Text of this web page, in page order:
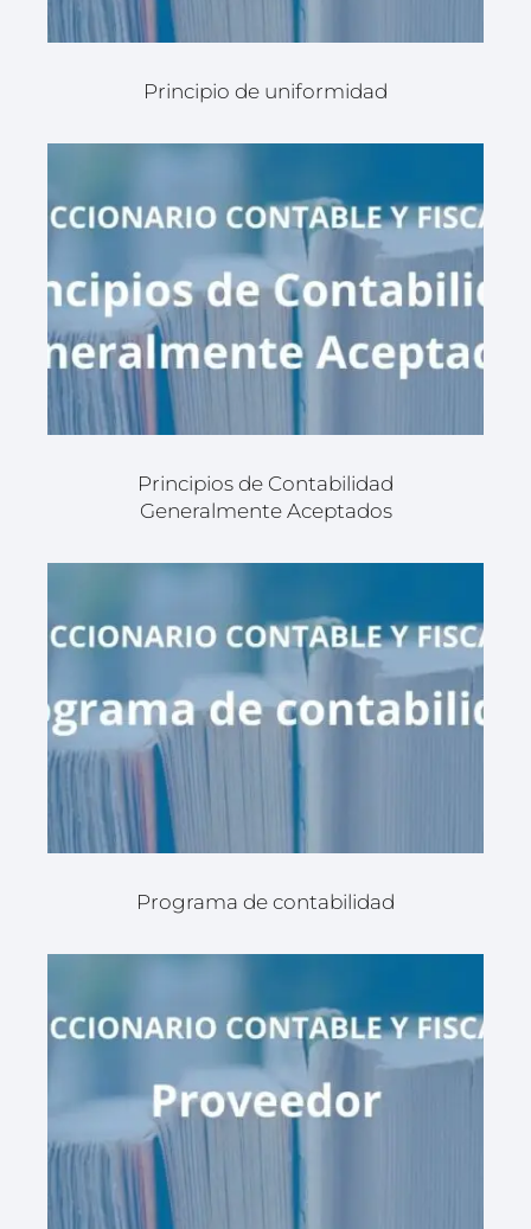
Principio de uniformidad
Principios de Contabilidad
Generalmente Aceptados
Programa de contabilidad